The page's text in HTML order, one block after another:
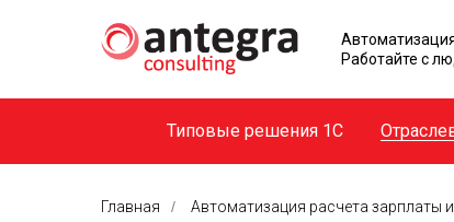
Работайте с
Типовые решения 1С
Главная / Автоматизация расчета зарплаты